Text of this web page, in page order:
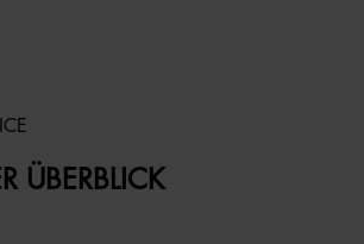
ÜBERBLICK